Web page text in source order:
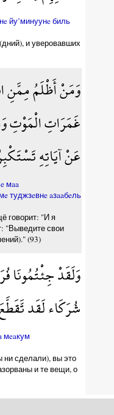
йу’минуунe биль
и уверовавших
وَمَنْ أَظْلَمُ مِمَّنِ
غَمَرَاتِ الْمَوْتِ
عَنْ آيَاتِهِ
мaa
туджзeвнe aзaaбeль
говорит: "И я
"Выведите свои
(93)
وَلَقَدْ جِئْتُمُونَا
شُرَكَاء لَقَد
мeaкум
ни сделали), вы это
и те вещи, о